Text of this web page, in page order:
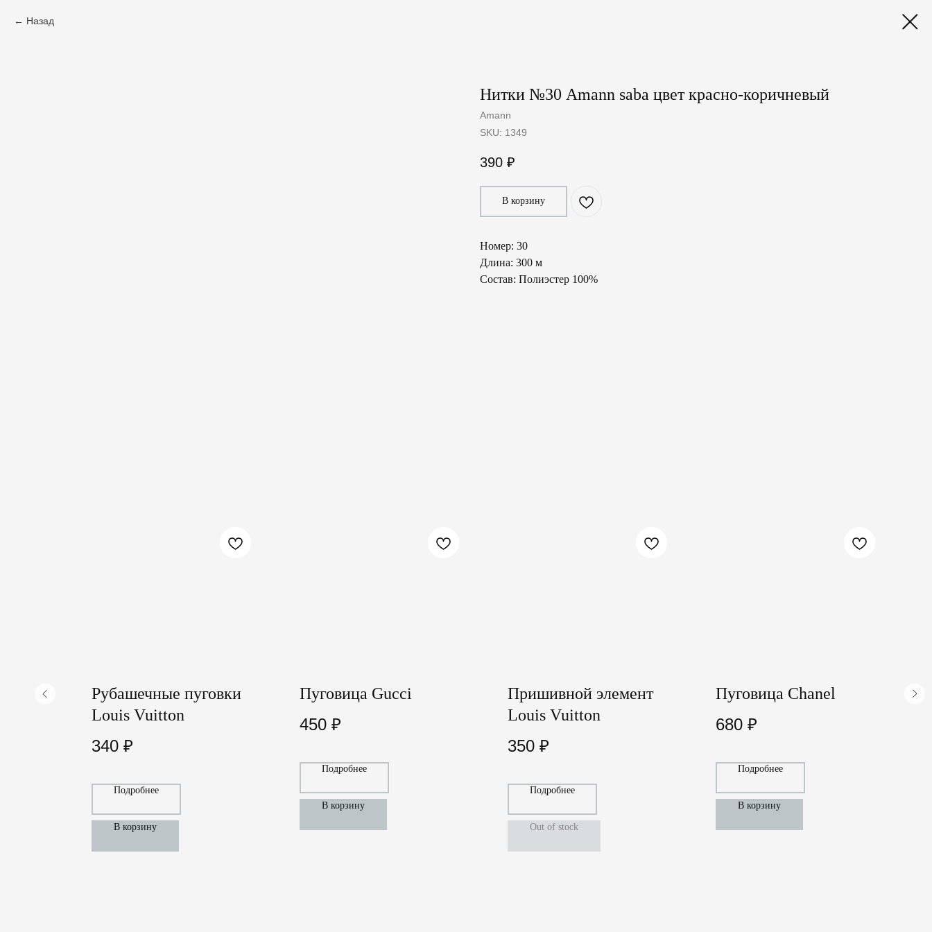
Назад
Нитки №30 Amann saba цвет красно-коричневый
Amann
SKU: 1349
390 ₽
В корзину
Номер: 30
Длина: 300 м
Состав: Полиэстер 100%
Рубашечные пуговки
Louis Vuitton
340 ₽
Подробнее
В корзину
Пуговица Gucci
450 ₽
Подробнее
В корзину
Пришивной элемент
Louis Vuitton
350 ₽
Подробнее
Out of stock
Пуговица Chanel
680 ₽
Подробнее
В корзину